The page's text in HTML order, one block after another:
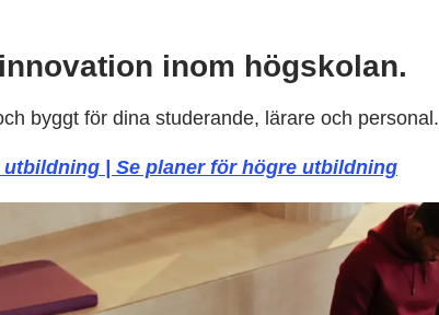
inom högskolan.
byggt för dina studerande, lärare och personal.
| Se planer för högre utbildning